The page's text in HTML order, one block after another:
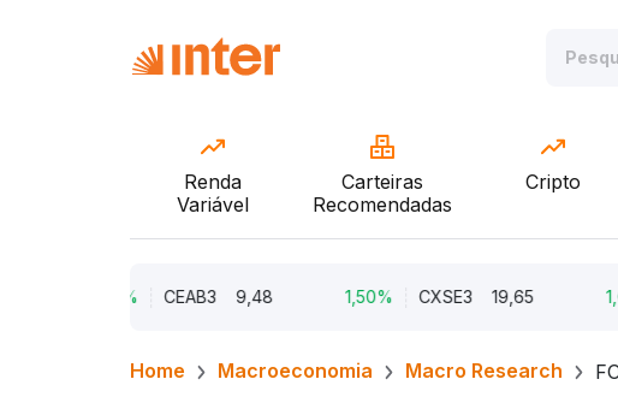
Renda
Variável
Carteiras
Recomendadas
Cripto
CEAB3 9,48 1,50% CXSE3 19,65
Home Macroeconomia Macro Research